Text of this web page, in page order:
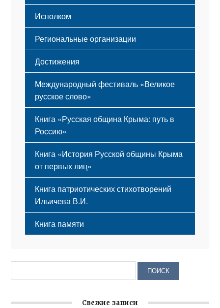
Исполком
Региональные организации
Достижения
Международный фестиваль «Великое
русское слово»
Книга «Русская община Крыма: путь в
Россию»
Книга «История Русской общины Крыма
от первых лиц»
Книга патриотических стихотворений
Ильичева В.И.
Книга памяти
Свежие записи